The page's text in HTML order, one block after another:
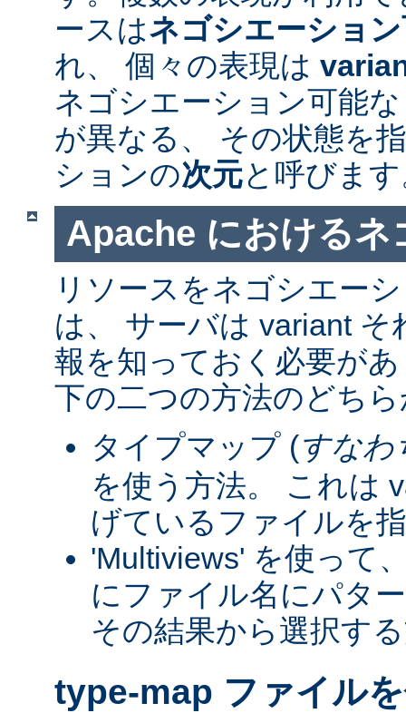
ースはネゴシエーショ
れ、 個々の表現は
ネゴシエーション可能
が異なる、 その状態を
ションの次元と呼びま
Apache におけるネ
リソースをネゴシエー
は、 サーバは variant
報を知っておく必要が
下の二つの方法のどち
タイプマップ (すなわ
を使う方法。 これは
げているファイルを
'Multiviews' を使って
にファイル名にパタ
その結果から選択す
type-map ファイル